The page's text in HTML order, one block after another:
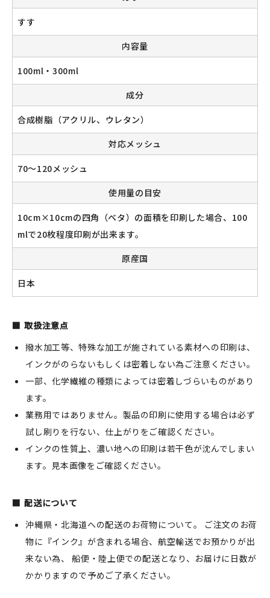
すす
内容量
100ml・300ml
成分
合成樹脂（アクリル、ウレタン）
対応メッシュ
70～120メッシュ
使用量の目安
10cm×10cmの四角（ベタ）の面積を印刷した場合、100
mlで20枚程度印刷が出来ます。
原産国
日本
取扱注意点
撥水加工等、特殊な加工が施されている素材への印刷は、
インクがのらないもしくは密着しない為ご注意ください。
一部、化学繊維の種類によっては密着しづらいものがあり
ます。
業務用ではありません。製品の印刷に使用する場合は必ず
試し刷りを行ない、仕上がりをご確認ください。
インクの性質上、濃い地への印刷は若干色が沈んでしまい
ます。見本画像をご確認ください。
配送について
沖縄県・北海道への配送のお荷物について。 ご注文のお荷
物に『インク』が含まれる場合、航空輸送でお預かりが出
来ない為、 船便・陸上便での配送となり、お届けに日数が
かかりますので予めご了承ください。